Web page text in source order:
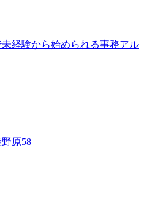
未経験から始められる事務アル
原58